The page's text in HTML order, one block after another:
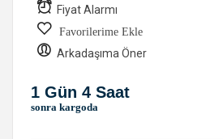
Fiyat Alarmı
Favorilerime Ekle
Arkadaşıma Öner
1 Gün 4 Saat
sonra kargoda